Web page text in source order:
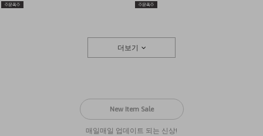
더보기
New Item Sale
매일매일 업데이트 되는 신상!